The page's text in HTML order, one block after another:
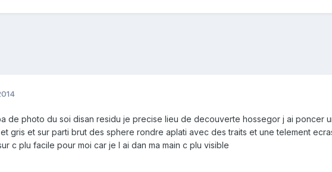
de photo du soi disan residu je precise lieu de decouverte hossegor j ai poncer
gris et sur parti brut des sphere rondre aplati avec des traits et une telement
c plu facile pour moi car je l ai dan ma main c plu visible